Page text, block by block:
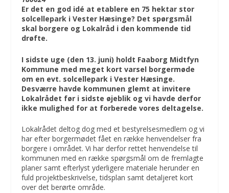
Er det en god idé at etablere en 75 hektar stor
solcellepark i Vester Hæsinge? Det spørgsmål
skal borgere og Lokalråd i den kommende tid
drøfte.
I sidste uge (den 13. juni) holdt Faaborg Midtfyn
Kommune med meget kort varsel borgermøde
om en evt. solcellepark i Vester Hæsinge.
Desværre havde kommunen glemt at invitere
Lokalrådet før i sidste øjeblik og vi havde derfor
ikke mulighed for at forberede vores deltagelse.
Lokalrådet deltog dog med et bestyrelsesmedlem og vi
har efter borgermødet fået en række henvendelser fra
borgere i området. Vi har derfor rettet henvendelse til
kommunen med en række spørgsmål om de fremlagte
planer samt efterlyst yderligere materiale herunder en
fuld projektbeskrivelse, tidsplan samt detaljeret kort
over det berørte område.